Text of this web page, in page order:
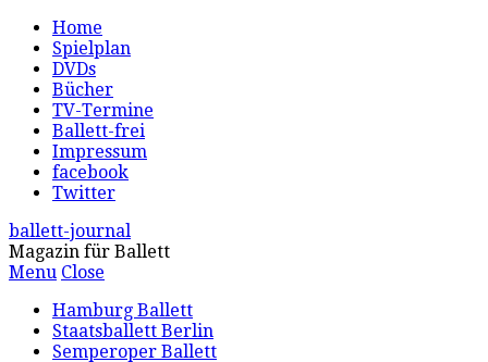
Home
Spielplan
DVDs
Bücher
TV-Termine
Ballett-frei
Impressum
facebook
Twitter
ballett-journal
Magazin für Ballett
Menu Close
Hamburg Ballett
Staatsballett Berlin
Semperoper Ballett